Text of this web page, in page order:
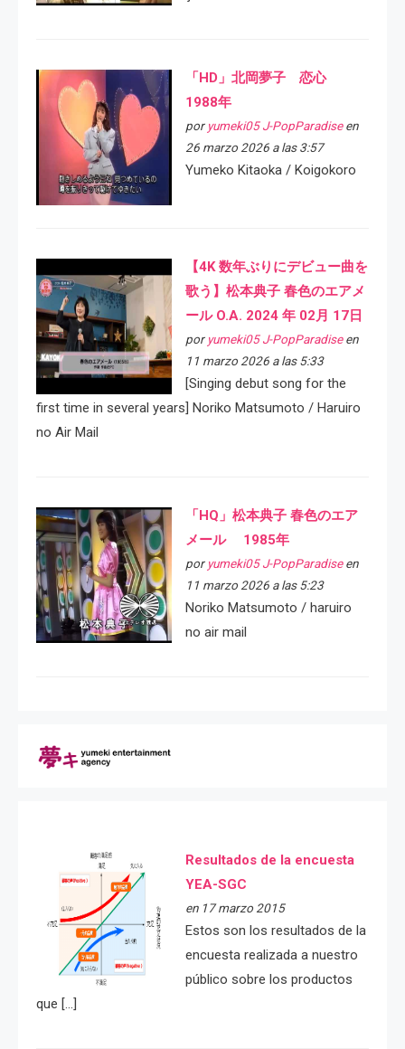
「HD」北岡夢子 恋心
1988年
por yumeki05 J-PopParadiseen
26 marzo 2026 a las 3:57
Yumeko Kitaoka / Koigokoro
【4K 数年ぶりにデビュー曲を
歌う】松本典子 春色のエアメ
ール O.A. 2024 年 02月 17日
por yumeki05 J-PopParadiseen
11 marzo 2026 a las 5:33
[Singing debut song for the
first time in several years] Noriko Matsumoto / Haruiro
no Air Mail
「HQ」松本典子 春色のエア
メール 1985年
por yumeki05 J-PopParadiseen
11 marzo 2026 a las 5:23
Noriko Matsumoto / haruiro
no air mail
Resultados de la encuesta
YEA-SGC
en 17 marzo 2015
Estos son los resultados de la
encuesta realizada a nuestro
público sobre los productos
que […]